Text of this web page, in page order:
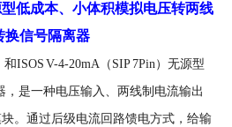
低成本、小体积模拟电压转两线
换信号隔离器
和ISOS V-4-20mA（SIP 7Pin）无源型
是一种电压输入、两线制电流输出
。通过后级电流回路馈电方式，给输